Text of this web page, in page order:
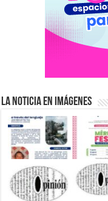
La Noticia en Imágenes